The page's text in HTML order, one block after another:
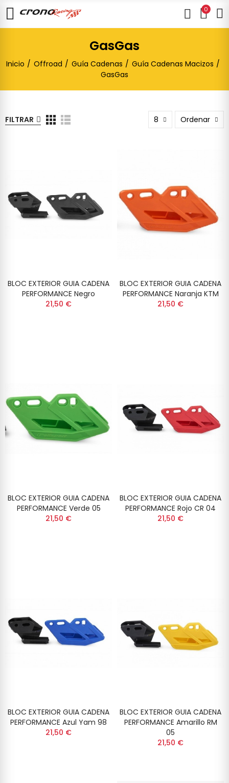
0
GasGas
Inicio Offroad Guía Cadenas
Guía Cadenas Macizos
GasGas
FILTRAR 8 Ordenar
BLOC EXTERIOR GUIA CADENA
PERFORMANCE Negro
21,50 €
BLOC EXTERIOR GUIA CADENA
PERFORMANCE Naranja KTM
21,50 €
BLOC EXTERIOR GUIA CADENA
PERFORMANCE Verde 05
21,50 €
BLOC EXTERIOR GUIA CADENA
PERFORMANCE Rojo CR 04
21,50 €
BLOC EXTERIOR GUIA CADENA
PERFORMANCE Azul Yam 98
21,50 €
BLOC EXTERIOR GUIA CADENA
PERFORMANCE Amarillo RM
05
21,50 €